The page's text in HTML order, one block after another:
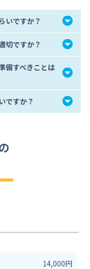
いですか？
切ですか？
備すべきことは
ですか？
14,000円